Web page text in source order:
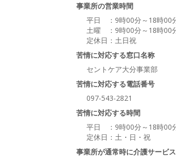
事業所の営業時間
平日 ：9時00分～18時00
土曜 ：9時00分～18時00
定休日：土日祝
苦情に対応する窓口名称
セントケア大分事業部
苦情に対応する電話番号
097-543-2821
苦情に対応する時間
平日 ：9時00分～18時00
定休日：土・日・祝
事業所が通常時に介護サービ